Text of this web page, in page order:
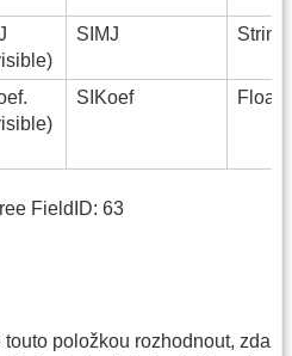
SIMJ
SIKoef
FieldID: 63
touto položkou rozhodnout, zda